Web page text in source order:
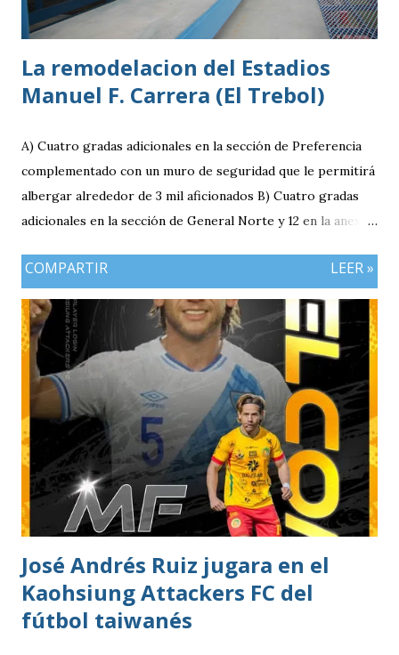
La remodelacion del Estadios
Manuel F. Carrera (El Trebol)
A) Cuatro gradas adicionales en la sección de Preferencia
complementado con un muro de seguridad que le permitirá
albergar alrededor de 3 mil aficionados B) Cuatro gradas
adicionales en la sección de General Norte y 12 en la anexa
El área de la General Sur con entrada independiente será
ahora la localidad para los visitantes. En resumen el aforo
del estadio queda ahora en 7 mil aficionados. Este domingo
se implementará un parqueo cuyo costo es de Q25
quetzales pero tiene un cupo limitadp. Continúa vigente el
servicio anterior en donde los aficionados se podrán
estacionar en el Parqueo de Tikal Futura. via.
COMPARTIR LEER »
José Andrés Ruiz jugara en el
Kaohsiung Attackers FC del
fútbol taiwanés